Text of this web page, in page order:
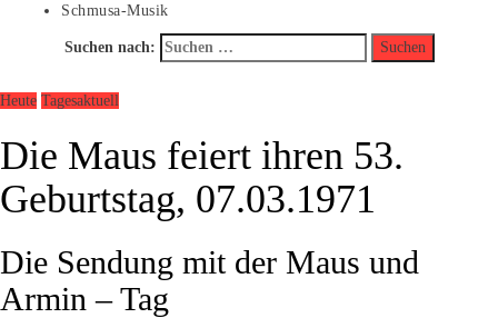
Schmusa-Musik
Suchen nach:
Heute Tagesaktuell
Die Maus feiert ihren 53.
Geburtstag, 07.03.1971
Die Sendung mit der Maus und
Armin – Tag